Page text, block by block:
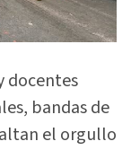
docentes
bandas de
el orgullo